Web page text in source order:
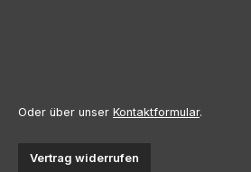
Oder über unser Kontaktformular.
Vertrag widerrufen